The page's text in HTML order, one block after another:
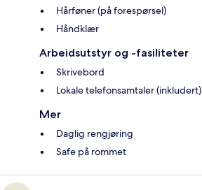
Hårføner (på forespørsel)
Håndklær
Arbeidsutstyr og -fasiliteter
Skrivebord
Lokale telefonsamtaler (inkludert)
Mer
Daglig rengjøring
Safe på rommet